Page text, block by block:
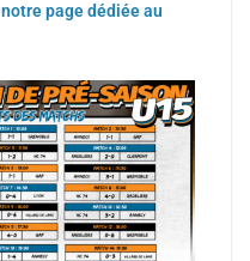
notre page dédiée au